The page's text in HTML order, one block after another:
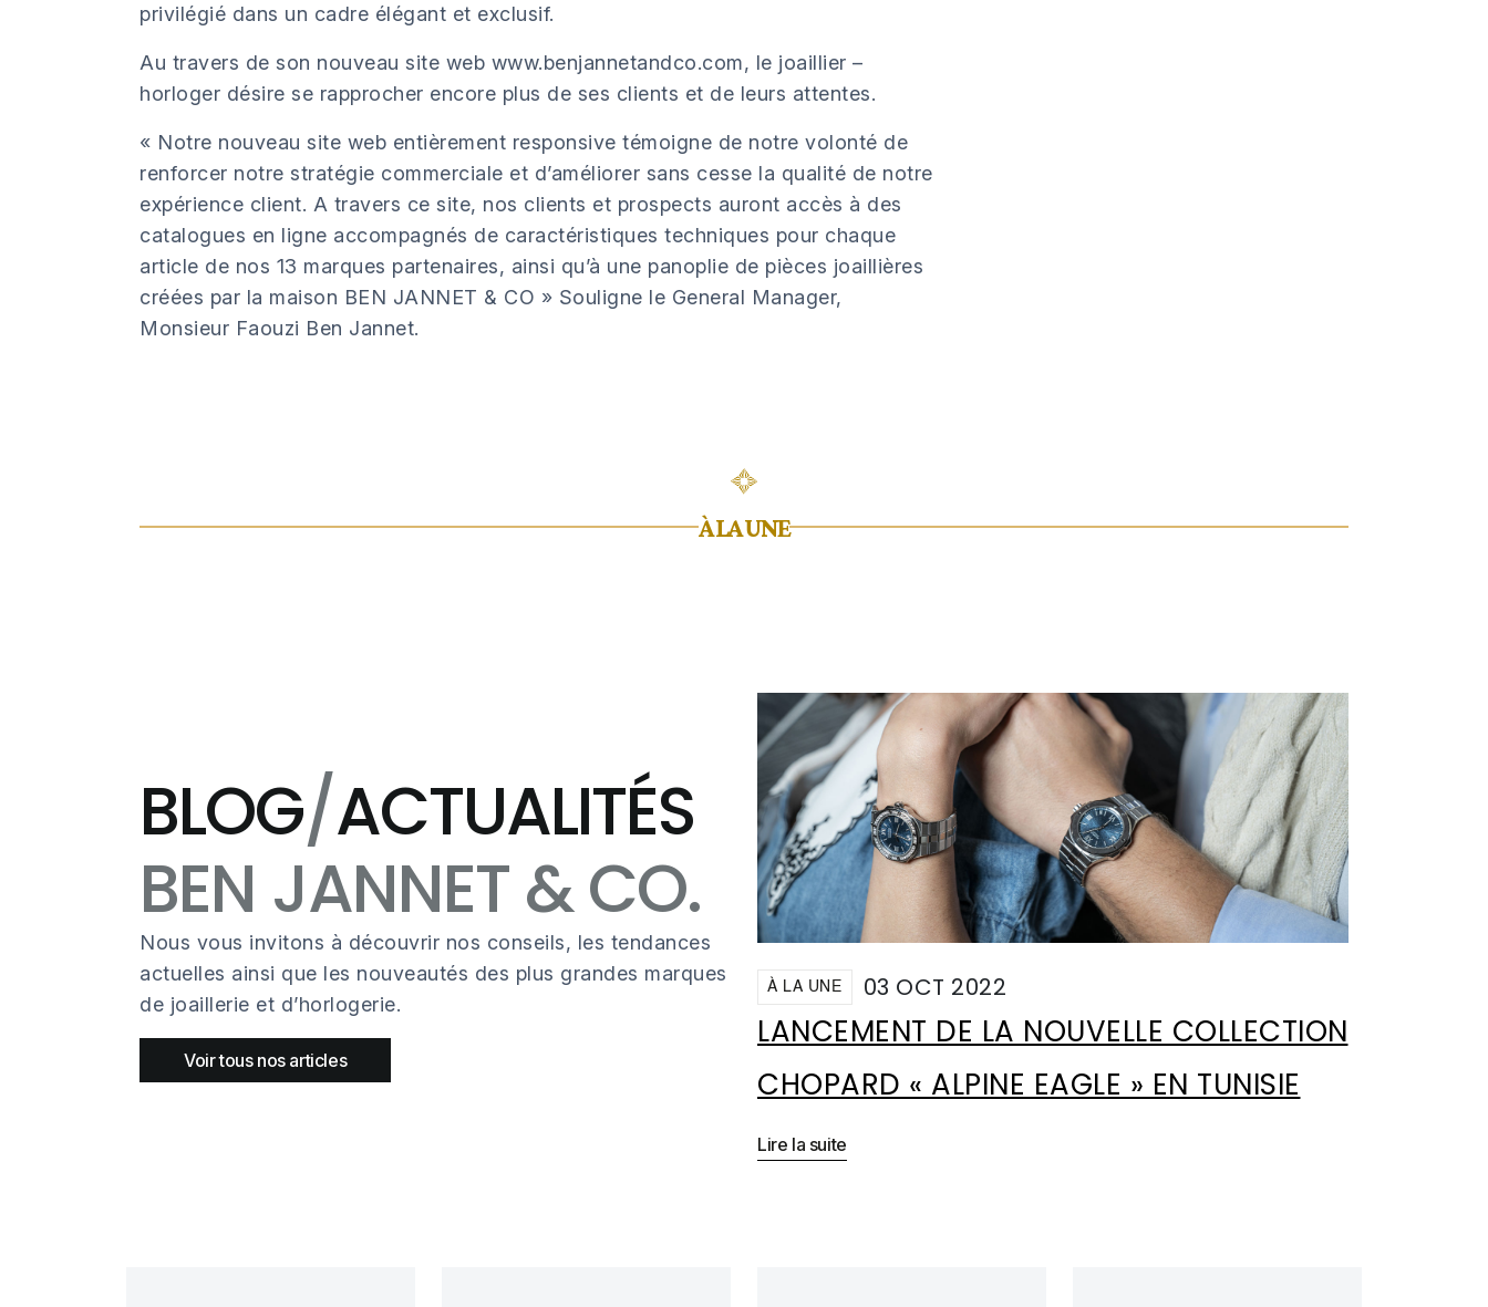
privilégié dans un cadre élégant et exclusif.
Au travers de son nouveau site web www.benjannetandco.com, le joaillier –
horloger désire se rapprocher encore plus de ses clients et de leurs attentes.
« Notre nouveau site web entièrement responsive témoigne de notre volonté de
renforcer notre stratégie commerciale et d’améliorer sans cesse la qualité de notre
expérience client. A travers ce site, nos clients et prospects auront accès à des
catalogues en ligne accompagnés de caractéristiques techniques pour chaque
article de nos 13 marques partenaires, ainsi qu’à une panoplie de pièces joaillières
créées par la maison BEN JANNET & CO » Souligne le General Manager,
Monsieur Faouzi Ben Jannet.
À LA UNE
BLOG/ACTUALITÉS
BEN JANNET & CO.
Nous vous invitons à découvrir nos conseils, les tendances
actuelles ainsi que les nouveautés des plus grandes marques
de joaillerie et d’horlogerie.
Voir tous nos articles
À LA UNE 03 OCT 2022
LANCEMENT DE LA NOUVELLE COLLECTION
CHOPARD « ALPINE EAGLE » EN TUNISIE
Lire la suite